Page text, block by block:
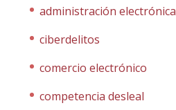
administración electrónica
ciberdelitos
comercio electrónico
competencia desleal